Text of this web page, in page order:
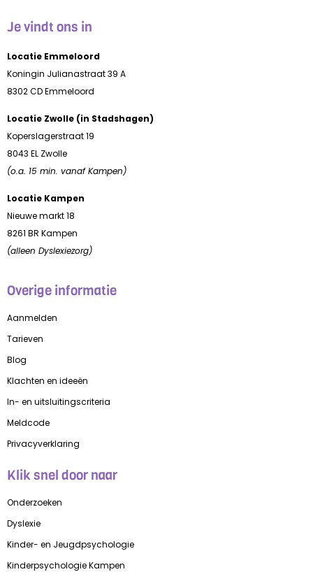
Je vindt ons in
Locatie Emmeloord
Koningin Julianastraat 39 A
8302 CD Emmeloord
Locatie Zwolle (in Stadshagen)
Koperslagerstraat 19
8043 EL Zwolle
(o.a. 15 min. vanaf Kampen)
Locatie Kampen
Nieuwe markt 18
8261 BR Kampen
(alleen Dyslexiezorg)
Overige informatie
Aanmelden
Tarieven
Blog
Klachten en ideeën
In- en uitsluitingscriteria
Meldcode
Privacyverklaring
Klik snel door naar
Onderzoeken
Dyslexie
Kinder- en Jeugdpsychologie
Kinderpsychologie Kampen